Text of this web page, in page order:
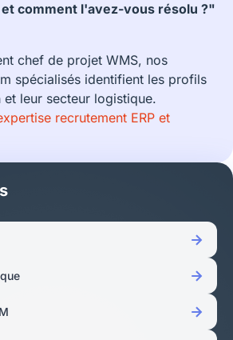
comment l'avez-vous résolu ?"
chef de projet WMS, nos
spécialisés identifient les profils
leur secteur logistique.
recrutement ERP et